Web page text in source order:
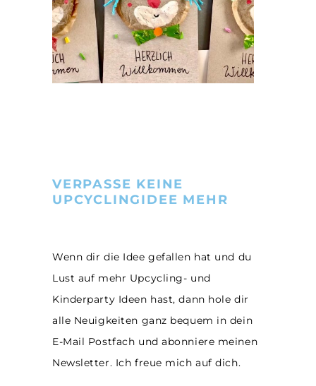
VERPASSE KEINE
UPCYCLINGIDEE MEHR
Wenn dir die Idee gefallen hat und du
Lust auf mehr Upcycling- und
Kinderparty Ideen hast, dann hole dir
alle Neuigkeiten ganz bequem in dein
E-Mail Postfach und abonniere meinen
Newsletter. Ich freue mich auf dich.